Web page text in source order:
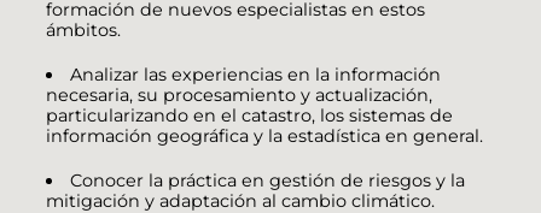
formación de nuevos especialistas en estos
ámbitos.
Analizar las experiencias en la información
necesaria, su procesamiento y actualización,
particularizando en el catastro, los sistemas de
información geográfica y la estadística en general.
Conocer la práctica en gestión de riesgos y la
mitigación y adaptación al cambio climático.